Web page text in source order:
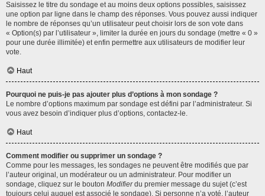
Saisissez le titre du sondage et au moins deux options possibles, saisissez
une option par ligne dans le champ des réponses. Vous pouvez aussi indiquer
le nombre de réponses qu’un utilisateur peut choisir lors de son vote dans
« Option(s) par l’utilisateur », limiter la durée en jours du sondage (mettre « 0 »
pour une durée illimitée) et enfin permettre aux utilisateurs de modifier leur
vote.
Haut
Pourquoi ne puis-je pas ajouter plus d’options à mon sondage ?
Le nombre d’options maximum par sondage est défini par l’administrateur. Si
vous avez besoin d’indiquer plus d’options, contactez-le.
Haut
Comment modifier ou supprimer un sondage ?
Comme pour les messages, les sondages ne peuvent être modifiés que par
l’auteur original, un modérateur ou un administrateur. Pour modifier un
sondage, cliquez sur le bouton Modifierdu premier message du sujet (c’est
toujours celui auquel est associé le sondage). Si personne n’a voté, l’auteur